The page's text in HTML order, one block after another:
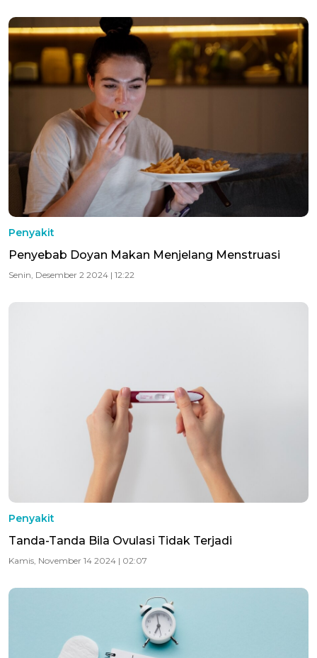
Penyakit
Penyebab Doyan Makan Menjelang Menstruasi
Senin, Desember 2 2024 | 12:22
Penyakit
Tanda-Tanda Bila Ovulasi Tidak Terjadi
Kamis, November 14 2024 | 02:07